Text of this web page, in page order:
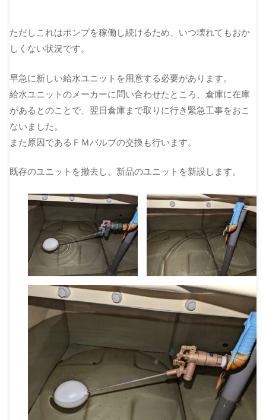
ただしこれはポンプを稼働し続けるため、いつ壊れてもおか
しくない状況です。
早急に新しい給水ユニットを用意する必要があります。
給水ユニットのメーカーに問い合わせたところ、倉庫に在庫
があるとのことで、翌日倉庫まで取りに行き緊急工事をおこ
ないました。
また原因であるＦＭバルブの交換も行います。
既存のユニットを撤去し、新品のユニットを新設します。